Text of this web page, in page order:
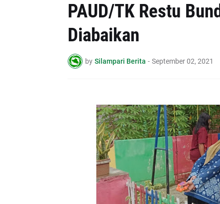
PAUD/TK Restu
Diabaikan
by Silampari Berita - September 02, 2021